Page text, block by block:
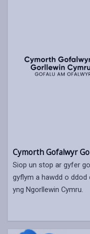
Cymorth Gofalwyr
Siop un stop ar gyfer
gyflym a hawdd o
yng Ngorllewin Cymru.